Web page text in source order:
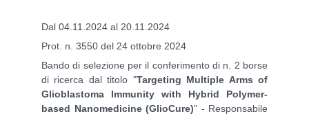
Dal 04.11.2024 al 20.11.2024
Prot. n. 3550 del 24 ottobre 2024
Bando di selezione per il conferimento di n. 2 borse
di ricerca dal titolo "Targeting Multiple Arms of
Glioblastoma Immunity with Hybrid Polymer‐
based Nanomedicine (GlioCure)" - Responsabile